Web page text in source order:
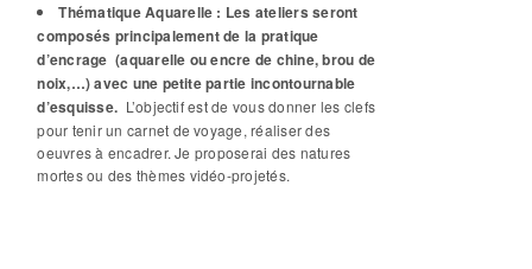
Thématique Aquarelle : Les ateliers seront
composés principalement de la pratique
d’encrage (aquarelle ou encre de chine, brou de
noix,…) avec une petite partie incontournable
d’esquisse. L’objectif est de vous donner les clefs
pour tenir un carnet de voyage, réaliser des
oeuvres à encadrer. Je proposerai des natures
mortes ou des thèmes vidéo-projetés.